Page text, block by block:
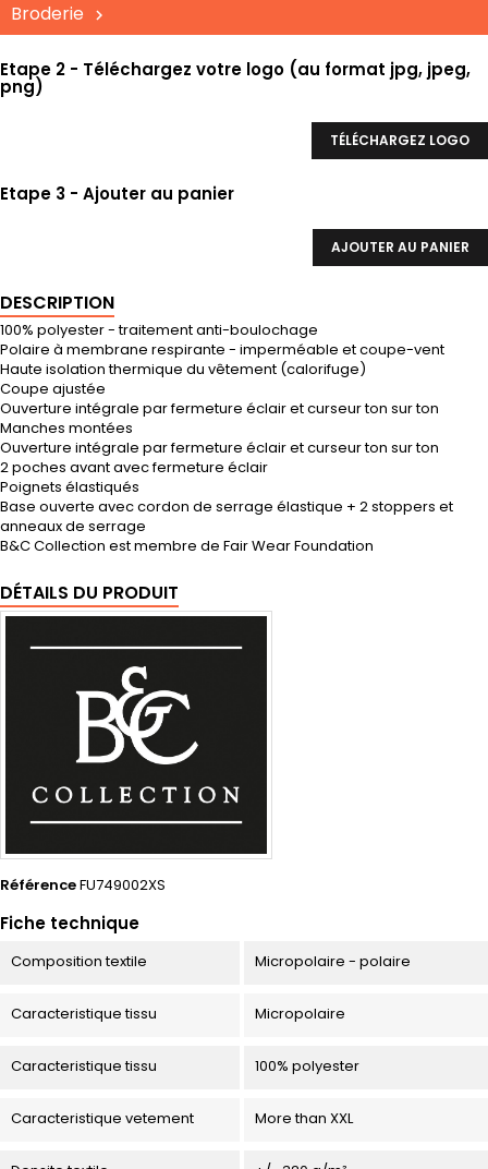
Broderie
Etape 2 - Téléchargez votre logo (au format jpg, jpeg,
png)
TÉLÉCHARGEZ LOGO
Etape 3 - Ajouter au panier
AJOUTER AU PANIER
DESCRIPTION
100% polyester - traitement anti-boulochage
Polaire à membrane respirante - imperméable et coupe-vent
Haute isolation thermique du vêtement (calorifuge)
Coupe ajustée
Ouverture intégrale par fermeture éclair et curseur ton sur ton
Manches montées
Ouverture intégrale par fermeture éclair et curseur ton sur ton
2 poches avant avec fermeture éclair
Poignets élastiqués
Base ouverte avec cordon de serrage élastique + 2 stoppers et
anneaux de serrage
B&C Collection est membre de Fair Wear Foundation
DÉTAILS DU PRODUIT
RéférenceFU749002XS
Fiche technique
Composition textile Micropolaire - polaire
Caracteristique tissu Micropolaire
Caracteristique tissu 100% polyester
Caracteristique vetement More than XXL